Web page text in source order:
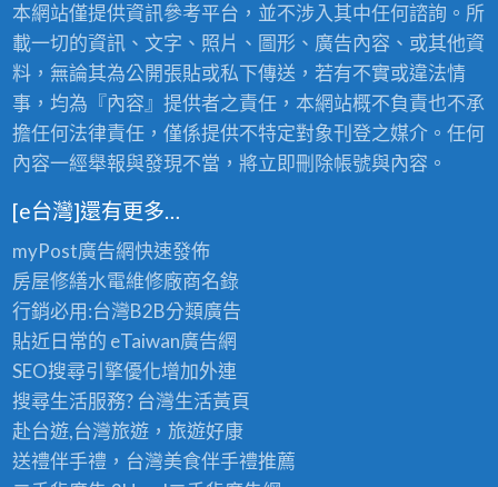
本網站僅提供資訊參考平台，並不涉入其中任何諮詢。所
載一切的資訊、文字、照片、圖形、廣告內容、或其他資
料，無論其為公開張貼或私下傳送，若有不實或違法情
事，均為『內容』提供者之責任，本網站概不負責也不承
擔任何法律責任，僅係提供不特定對象刊登之媒介。任何
內容一經舉報與發現不當，將立即刪除帳號與內容。
[e台灣]還有更多…
myPost廣告網快速發佈
房屋修繕水電維修廠商名錄
行銷必用:台灣B2B分類廣告
貼近日常的 eTaiwan廣告網
SEO搜尋引擎優化增加外連
搜尋生活服務? 台灣生活黃頁
赴台遊,台灣旅遊，旅遊好康
送禮伴手禮，台灣美食伴手禮推薦